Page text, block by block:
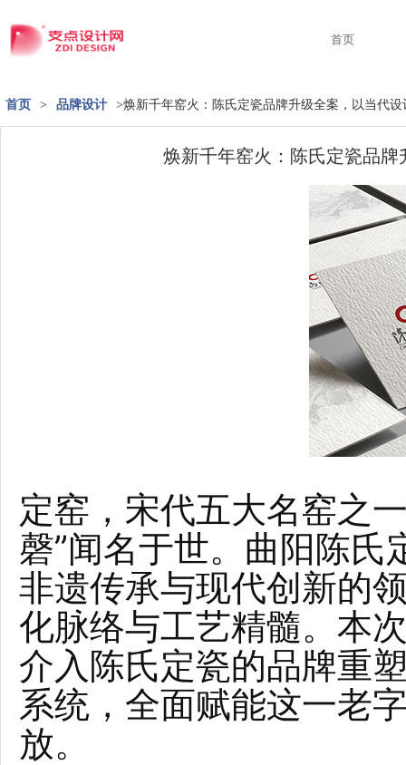
首页
首页 > 品牌设计 >焕新千年窑火：陈氏定瓷品牌升级全案，以当代
焕新千年窑火：陈氏定瓷品
定窑，宋代五大名窑之
磬”闻名于世。曲阳陈
非遗传承与现代创新的
化脉络与工艺精髓。本
介入陈氏定瓷的品牌重
系统，全面赋能这一老
放。